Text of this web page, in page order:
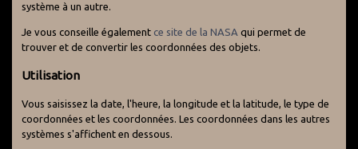
système à un autre.
Je vous conseille également ce site de la NASA qui permet de
trouver et de convertir les coordonnées des objets.
Utilisation
Vous saisissez la date, l'heure, la longitude et la latitude, le type de
coordonnées et les coordonnées. Les coordonnées dans les autres
systèmes s'affichent en dessous.